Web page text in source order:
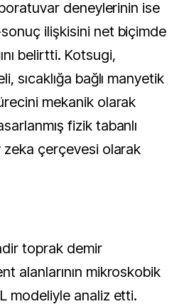
deneylerinin ise
ilişkisini net biçimde
belirtti. Kotsugi,
sıcaklığa bağlı manyetik
mekanik olarak
fizik tabanlı
zeka çerçevesi olarak
toprak demir
alanlarının mikroskobik
modeliyle analiz etti.